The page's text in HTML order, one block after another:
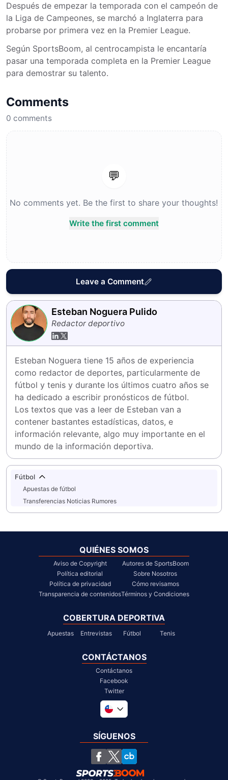
Después de empezar la temporada con el campeón de
la Liga de Campeones, se marchó a Inglaterra para
probarse por primera vez en la Premier League.
Según SportsBoom, al centrocampista le encantaría
pasar una temporada completa en la Premier League
para demostrar su talento.
Comments
0 comments
💬
No comments yet. Be the first to share your thoughts!
Write the first comment
Leave a Comment
Esteban Noguera Pulido
Redactor deportivo
Esteban Noguera tiene 15 años de experiencia
como redactor de deportes, particularmente de
fútbol y tenis y durante los últimos cuatro años se
ha dedicado a escribir pronósticos de fútbol.
Los textos que vas a leer de Esteban van a
contener bastantes estadísticas, datos, e
información relevante, algo muy importante en el
mundo de la información deportiva.
Fútbol
Apuestas de fútbol
Transferencias Noticias Rumores
QUIÉNES SOMOS
Aviso de Copyright
Política editorial
Política de privacidad
Transparencia de contenidos
Autores de SportsBoom
Sobre Nosotros
Cómo revisamos
Términos y Condiciones
COBERTURA DEPORTIVA
Apuestas Entrevistas Fútbol Tenis
CONTÁCTANOS
Contáctanos
Facebook
Twitter
United Kingdom
South Africa
United States
SÍGUENOS